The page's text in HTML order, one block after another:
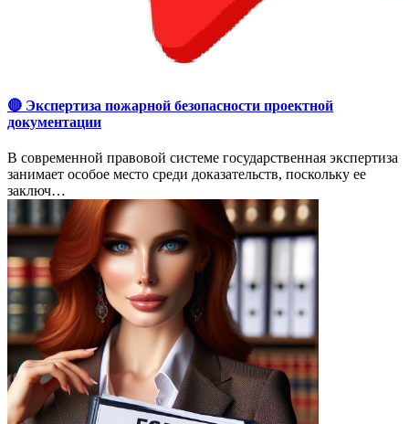
🔴 Экспертиза пожарной безопасности проектной
документации
В современной правовой системе государственная экспертиза
занимает особое место среди доказательств, поскольку ее
заключ…